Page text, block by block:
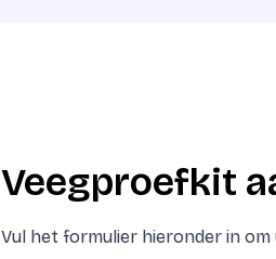
Veegproefkit
Vul het formulier hieronder in